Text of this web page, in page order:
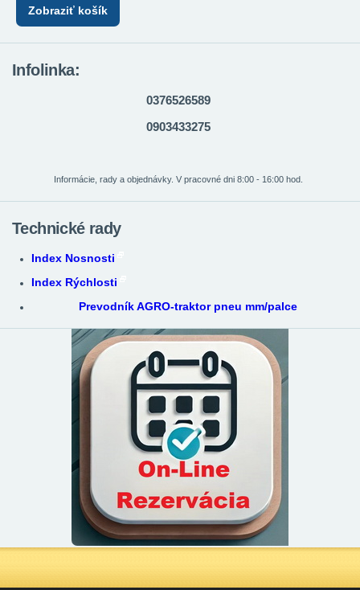
Zobraziť košík
Infolinka:
0376526589
0903433275
Informácie, rady a objednávky. V pracovné dni 8:00 - 16:00 hod.
Technické rady
Index Nosnosti
Index Rýchlosti
Prevodník AGRO-traktor pneu mm/palce